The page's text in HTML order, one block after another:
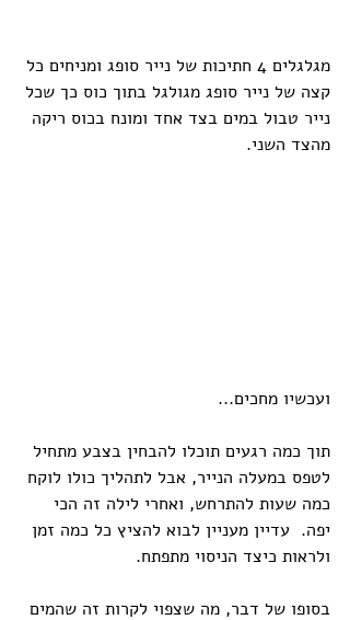
מגלגלים 4 חתיכות של נייר סופג ומניחים כל
קצה של נייר סופג מגולגל בתוך כוס כך שכל
נייר טבול במים בצד אחד ומונח בכוס ריקה
מהצד השני.
ועכשיו מחכים...
תוך כמה רגעים תוכלו להבחין בצבע מתחיל
לטפס במעלה הנייר, אבל לתהליך כולו לוקח
כמה שעות להתרחש, ואחרי לילה זה הכי
יפה.  עדיין מעניין לבוא להציץ כל כמה זמן
ולראות כיצד הניסוי מתפתח.
בסופו של דבר, מה שצפוי לקרות זה שהמים